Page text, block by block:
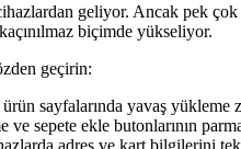
geliyor. Ancak pek çok
biçimde yükseliyor.
geçirin:
sayfalarında yavaş yükleme
ve sepete ekle butonlarının
adres ve kart bilgilerini